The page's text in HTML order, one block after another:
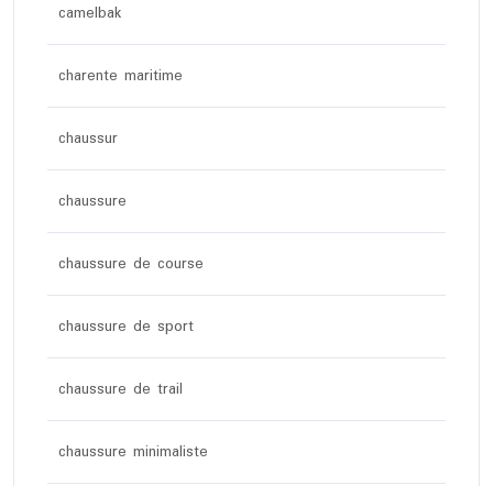
camelbak
charente maritime
chaussur
chaussure
chaussure de course
chaussure de sport
chaussure de trail
chaussure minimaliste